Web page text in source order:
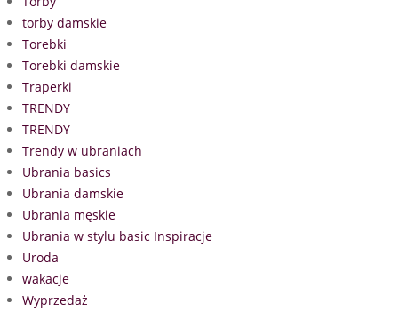
torby damskie
Torebki
Torebki damskie
Traperki
TRENDY
TRENDY
Trendy w ubraniach
Ubrania basics
Ubrania damskie
Ubrania męskie
Ubrania w stylu basic Inspiracje
Uroda
wakacje
Wyprzedaż